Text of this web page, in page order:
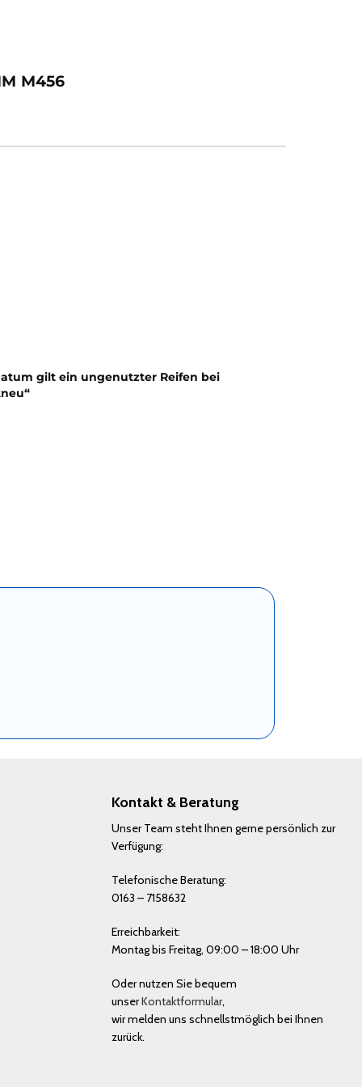
M456
gilt ein ungenutzter Reifen bei
Kontakt & Beratung
Unser Team steht Ihnen gerne persönlich zur
Verfügung:
Telefonische Beratung:
0163 – 7158632
Erreichbarkeit:
Montag bis Freitag, 09:00 – 18:00 Uhr
Oder nutzen Sie bequem
unserKontaktformular,
wir melden uns schnellstmöglich bei Ihnen
zurück.